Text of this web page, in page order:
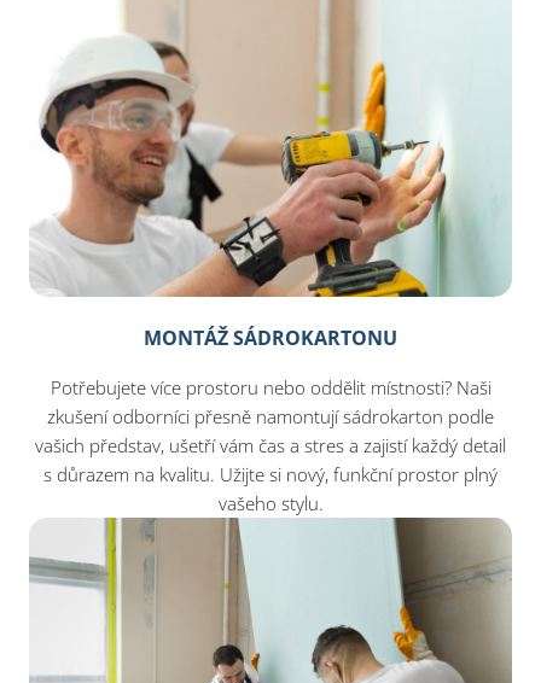
MONTÁŽ SÁDROKARTONU
Potřebujete více prostoru nebo oddělit místnosti? Naši
zkušení odborníci přesně namontují sádrokarton podle
vašich představ, ušetří vám čas a stres a zajistí každý detail
s důrazem na kvalitu. Užijte si nový, funkční prostor plný
vašeho stylu.